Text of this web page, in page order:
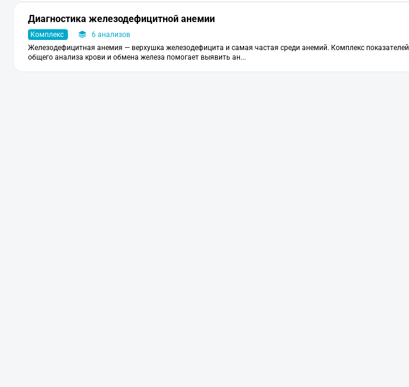
Диагностика железодефицитной анемии
Комплекс
6 анализов
Железодефицитная анемия — верхушка железодефицита и самая частая среди анемий. Комплекс показателей
общего анализа крови и обмена железа помогает выявить ан...